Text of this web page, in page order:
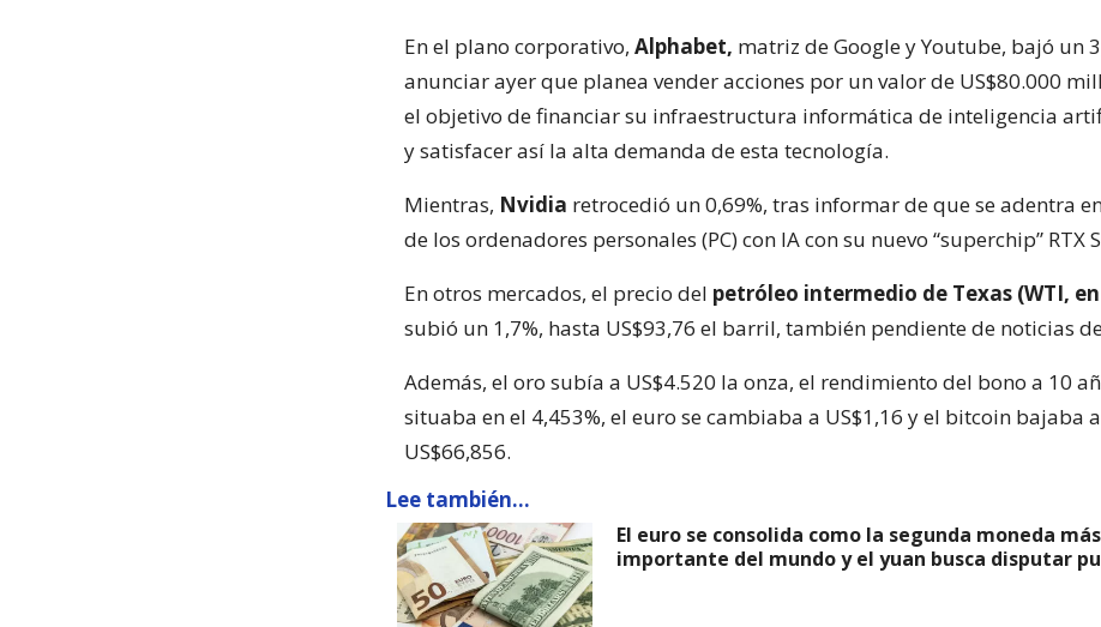
En el plano corporativo, Alphabet, matriz de Google y Youtube, bajó un
anunciar ayer que planea vender acciones por un valor de US$80.000
el objetivo de financiar su infraestructura informática de inteligencia
y satisfacer así la alta demanda de esta tecnología.
Mientras, Nvidia retrocedió un 0,69%, tras informar de que se adentra
de los ordenadores personales (PC) con IA con su nuevo “superchip” RTX
En otros mercados, el precio del petróleo intermedio de Texas (WTI,
subió un 1,7%, hasta US$93,76 el barril, también pendiente de noticias
Además, el oro subía a US$4.520 la onza, el rendimiento del bono a 10
situaba en el 4,453%, el euro se cambiaba a US$1,16 y el bitcoin bajaba a
US$66,856.
Lee también...
El euro se consolida como la segunda moneda más
importante del mundo y el yuan busca disputar